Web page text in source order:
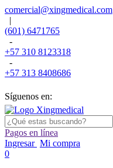
comercial@xingmedical.com
|
(601) 6471765
-
+57 310 8123318
-
+57 313 8408686
Síguenos en:
Pagos en línea
Ingresar Mi compra
0